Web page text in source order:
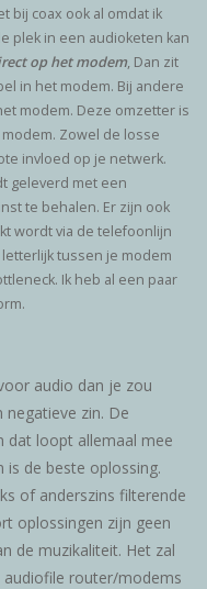
bij coax ook al omdat ik
plek in een audioketen kan
op het modem, Dan zit
in het modem. Bij andere
modem. Deze omzetter is
Zowel de losse
invloed op je netwerk.
geleverd met een
te behalen. Er zijn ook
wordt via de telefoonlijn
letterlijk tussen je modem
Ik heb al een paar
audio dan je zou
zin. De
dat loopt allemaal mee
is de beste oplossing.
of anderszins filterende
oplossingen zijn geen
de muzikaliteit. Het zal
router/modems